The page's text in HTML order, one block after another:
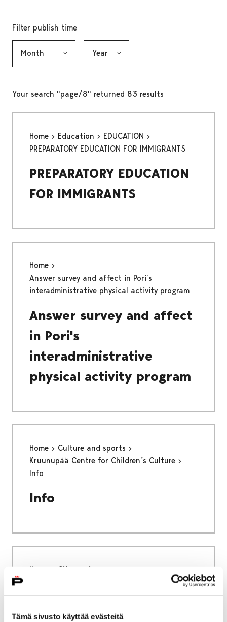
Tämä sivusto käyttää evästeitä
Filter publish time
Your search "page/8" returned 83 results
Home Education
EDUCATION
PREPARATORY EDUCATION FOR IMMIGRANTS
PREPARATORY EDUCATION
FOR IMMIGRANTS
Home
Answer survey and affect in Pori’s
interadministrative physical activity program
Answer survey and affect
in Pori's
interadministrative
physical activity program
Home
Culture and sports
Kruunupää Centre for Children´s Culture
Info
Info
Home
City services
Housing counseling